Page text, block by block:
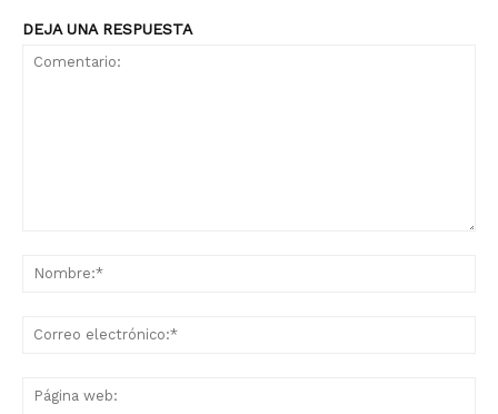
DEJA UNA RESPUESTA